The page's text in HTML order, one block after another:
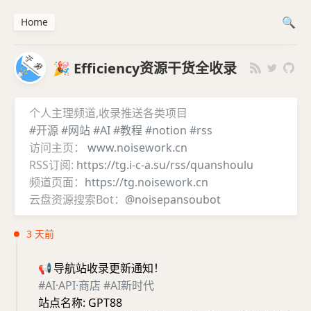
🎉 Efficiency资源干货全收录
个人主理频道,收录推送各类项目
#开源#网站#AI#教程 #notion #rss
访问主页： www.noisework.cn
RSS订阅: https://tg.i-c-a.su/rss/quanshoulu
频道页面： https://tg.noisework.cn
云盘资源搜索Bot： @noisepansoubot
3 天前
📢导航站收录更新通知！
#AI·API·商店 #AI新时代
站点名称: GPT88
Home